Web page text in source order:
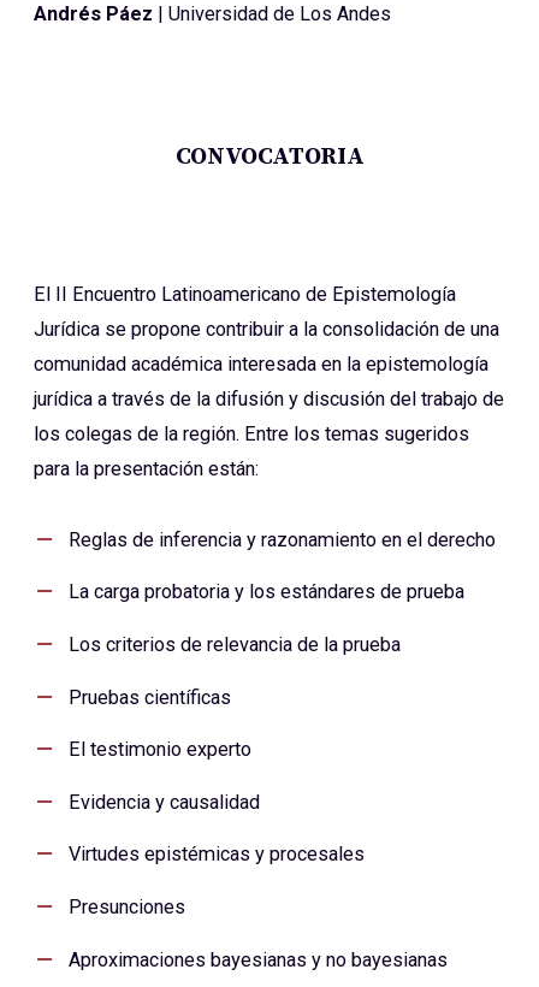
Andrés Páez | Universidad de Los Andes
CONVOCATORIA
El II Encuentro Latinoamericano de Epistemología
Jurídica se propone contribuir a la consolidación de una
comunidad académica interesada en la epistemología
jurídica a través de la difusión y discusión del trabajo de
los colegas de la región. Entre los temas sugeridos
para la presentación están:
Reglas de inferencia y razonamiento en el derecho
La carga probatoria y los estándares de prueba
Los criterios de relevancia de la prueba
Pruebas científicas
El testimonio experto
Evidencia y causalidad
Virtudes epistémicas y procesales
Presunciones
Aproximaciones bayesianas y no bayesianas